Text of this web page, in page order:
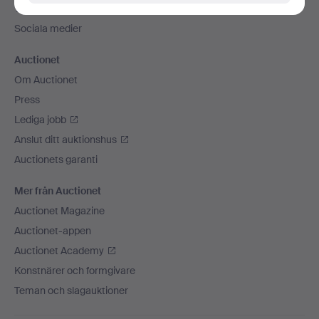
Vi skickar med
Sociala medier
Auctionet
Om Auctionet
Press
Lediga jobb
Anslut ditt auktionshus
Auctionets garanti
Mer från Auctionet
Auctionet Magazine
Auctionet-appen
Auctionet Academy
Konstnärer och formgivare
Teman och slagauktioner